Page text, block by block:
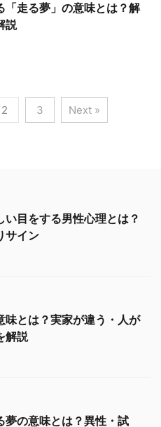
「走る夢」の意味とは？解
説
2 3 Next »
い目をする男性心理とは？
サイン
味とは？実家が違う・人が
解説
夢の意味とは？異性・試